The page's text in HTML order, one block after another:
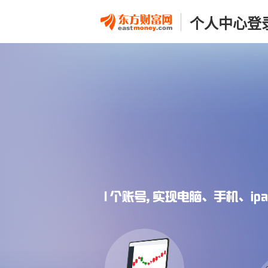
个人中心登